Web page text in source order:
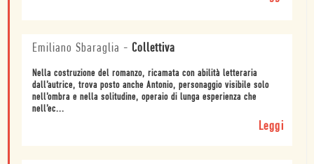
Emiliano Sbaraglia - Collettiva
Nella costruzione del romanzo, ricamata con abilità letteraria
dall’autrice, trova posto anche Antonio, personaggio visibile solo
nell’ombra e nella solitudine, operaio di lunga esperienza che
nell’ec...
Leggi